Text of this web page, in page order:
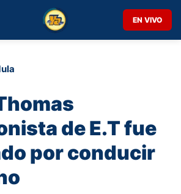
EN VIVO
de E.T fue
por conducir